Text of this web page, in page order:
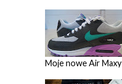
Moje nowe Air Maxy